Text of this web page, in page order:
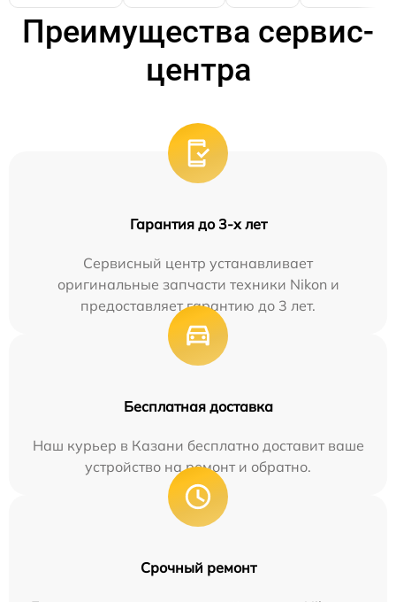
Преимущества сервис-
центра
Гарантия до 3-х лет
Сервисный центр устанавливает
оригинальные запчасти техники Nikon и
предоставляет гарантию до 3 лет.
Бесплатная доставка
Наш курьер в Казани бесплатно доставит ваше
устройство на ремонт и обратно.
Срочный ремонт